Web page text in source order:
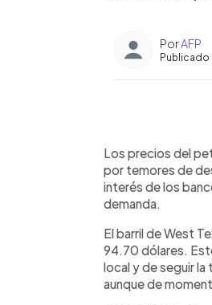
PorAFP
Publicado
►
Los precios del
por temores de
interés de los
demanda.
El barril de West
94.70 dólares.
local y de seguir la
aunque de